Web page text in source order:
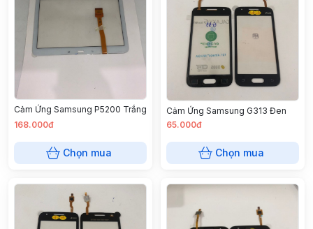
Cảm Ứng Samsung P5200 Trắng
168.000đ
Chọn mua
Cảm Ứng Samsung G313 Đen
65.000đ
Chọn mua